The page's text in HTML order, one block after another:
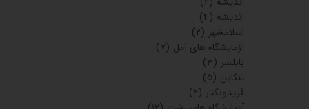
اندیشه (۴)
اسلامشهر (۲)
آزمایشگاه های آمل (۷)
بابلسر (۳)
تنکابن (۵)
فریدونکنار (۲)